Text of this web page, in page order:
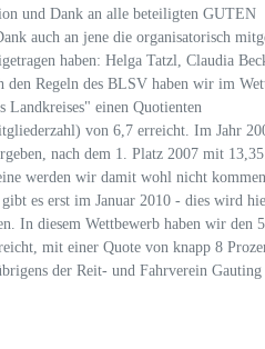
und Dank an alle beteiligten GUTEN
auch an jene die organisatorisch
haben: Helga Tatzl, Claudia
den Regeln des BLSV haben wir im
Landkreises" einen Quotienten
von 6,7 erreicht. Im Jahr
nach dem 1. Platz 2007 mit
werden wir damit wohl nicht
es erst im Januar 2010 - dies wird
In diesem Wettbewerb haben wir den
mit einer Quote von knapp 8
der Reit- und Fahrverein